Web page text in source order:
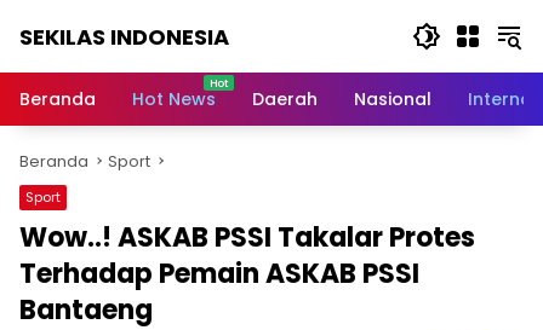
SEKILAS INDONESIA
Terkini,
Latest
World,
Headlines,
News
Today
Beranda Hot News Daerah Nasional
Beranda Sport
Sport
Wow..! ASKAB PSSI Takalar Protes
Terhadap Pemain ASKAB PSSI
Bantaeng